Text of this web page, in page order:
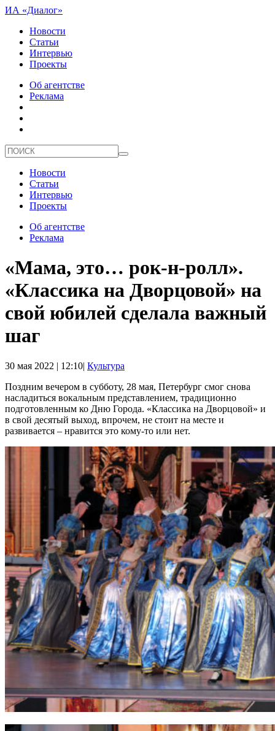
ИА «Диалог»
Новости
Статьи
Интервью
Проекты
Об агентстве
Реклама
Новости
Статьи
Интервью
Проекты
Об агентстве
Реклама
«Мама, это… рок-н-ролл».
«Классика на Дворцовой» на
свой юбилей сделала важный
шаг
30 мая 2022 | 12:10| Культура
Поздним вечером в субботу, 28 мая, Петербург смог снова
насладиться вокальным представлением, традиционно
подготовленным ко Дню Города. «Классика на Дворцовой» и
в свой десятый выход, впрочем, не стоит на месте и
развивается – нравится это кому-то или нет.